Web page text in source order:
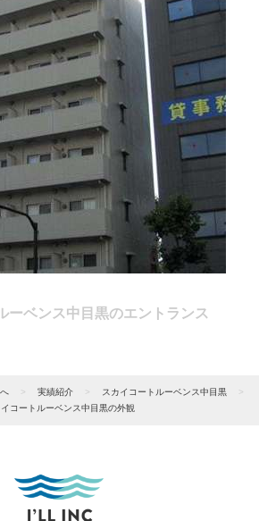
ーベンス中目黒のエントランス
> 実績紹介 > スカイコートルーベンス中目黒
>
イコートルーベンス中目黒の外観